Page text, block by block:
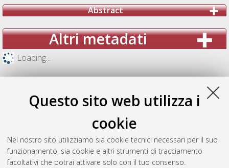
Questo sito web utilizza i
cookie
Nel nostro sito utilizziamo sia cookie tecnici necessari per il suo
funzionamento, sia cookie e altri strumenti di tracciamento
facoltativi che potrai attivare solo con il tuo consenso.
Abstract
Altri metadati
Loading...